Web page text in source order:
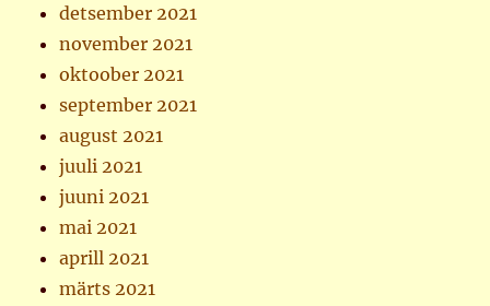
detsember 2021
november 2021
oktoober 2021
september 2021
august 2021
juuli 2021
juuni 2021
mai 2021
aprill 2021
märts 2021